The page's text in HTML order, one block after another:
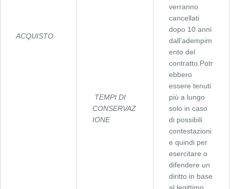
ACQUISTO
TEMPI DI
CONSERVAZ
IONE
verranno
cancellati
dopo 10 anni
dall’adempim
ento del
contratto.Potr
ebbero
essere tenuti
più a lungo
solo in caso
di possibili
contestazioni
e quindi per
esercitare o
difendere un
diritto in base